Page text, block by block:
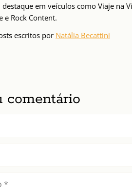
em veículos como Viaje na
e Rock Content.
escritos por Natália Becattini
comentário